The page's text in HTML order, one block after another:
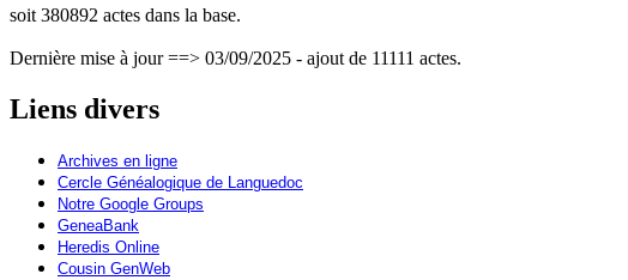
soit 380892 actes dans la base.
Dernière mise à jour ==> 03/09/2025 - ajout de 11111 actes.
Liens divers
Archives en ligne
Cercle Généalogique de Languedoc
Notre Google Groups
GeneaBank
Heredis Online
Cousin GenWeb